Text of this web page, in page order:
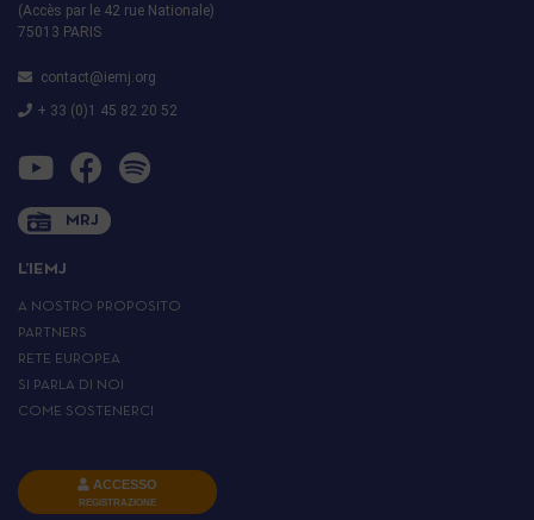
(Accès par le 42 rue Nationale)
75013 PARIS
contact@iemj.org
+ 33 (0)1 45 82 20 52
MRJ
L’IEMJ
A NOSTRO PROPOSITO
PARTNERS
RETE EUROPEA
SI PARLA DI NOI
COME SOSTENERCI
ACCESSO
REGISTRAZIONE